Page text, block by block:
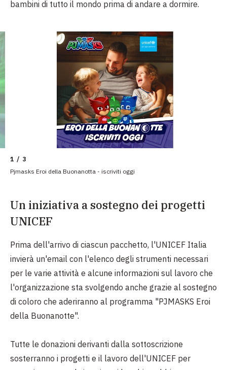
bambini di tutto il mondo prima di andare a dormire.
1 / 3
Pjmasks Eroi della Buonanotta - iscriviti oggi
Un iniziativa a sostegno dei progetti
UNICEF
Prima dell'arrivo di ciascun pacchetto, l'UNICEF Italia
invierà un'email con l'elenco degli strumenti necessari
per le varie attività e alcune informazioni sul lavoro che
l'organizzazione sta svolgendo anche grazie al sostegno
di coloro che aderiranno al programma "PJMASKS Eroi
della Buonanotte".
Tutte le donazioni derivanti dalla sottoscrizione
sosterranno i progetti e il lavoro dell'UNICEF per